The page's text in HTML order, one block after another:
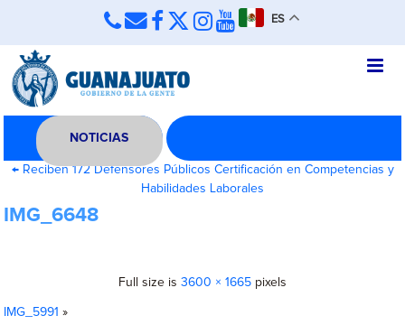
ES
NOTICIAS
←Reciben 172 Defensores Públicos Certificación en Competencias y
Habilidades Laborales
IMG_6648
Full size is 3600 × 1665 pixels
IMG_5991 »